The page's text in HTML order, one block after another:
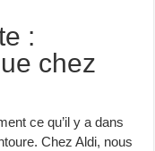
:
chez
ce qu’il y a dans
Chez Aldi, nous